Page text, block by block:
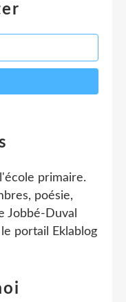
primaire.
poésie,
Jobbé-Duval
portail Eklablog